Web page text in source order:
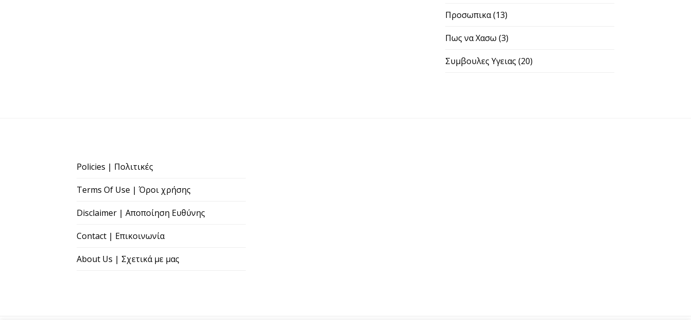
Προσωπικα(13)
Πως να Χασω (3)
Συμβουλες Υγειας (20)
Policies | Πολιτικές
Terms Of Use | Όροι χρήσης
Disclaimer | Αποποίηση Ευθύνης
Contact | Επικοινωνία
About Us | Σχετικά με μας